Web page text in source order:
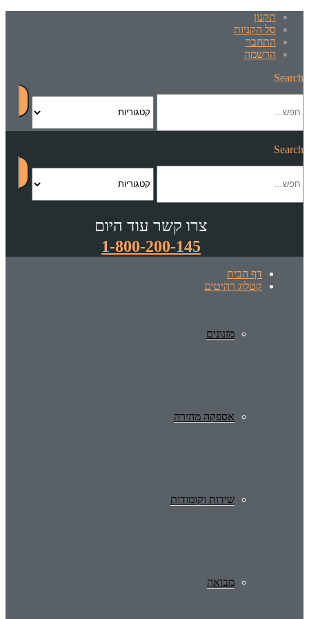
תקנון
סל הקניות
התחבר
הרשמה
Search
Search
צרו קשר עוד היום
1-800-200-145
דף הבית
קטלוג רהיטים
מזנונים
אספקה מהירה
שידות וקומודות
מבואה